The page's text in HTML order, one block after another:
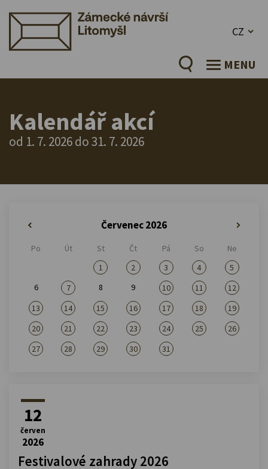
CZ
MENU
Kalendář akcí
od 1. 7. 2026 do 31. 7. 2026
Červenec 2026
Po Út St Čt Pá So
Ne
1
2 3 4
5
6
7 8 9 10 11
12
13
14 15 16 17 18
19
20
21 22 23 24 25
26
27
28 29 30 31
12
červen
2026
Festivalové zahrady 2026